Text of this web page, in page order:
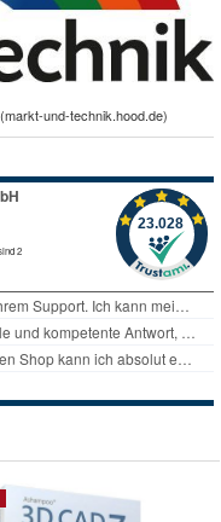
(markt-und-technik.hood.de)